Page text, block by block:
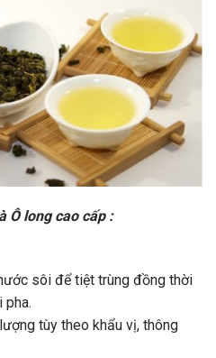
Ô long cao cấp:
sôi để tiệt trùng đồng thời
pha.
tùy theo khẩu vị, thông